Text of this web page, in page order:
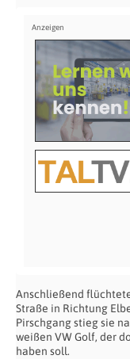
Anschließend
Straße in Richtung
Pirschgang stieg sie
weißen VW Golf, der
haben soll.